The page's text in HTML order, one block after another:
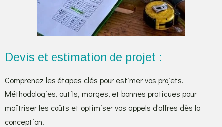
Devis et estimation de projet :
Comprenez les étapes clés pour estimer vos projets.
Méthodologies, outils, marges, et bonnes pratiques pour
maîtriser les coûts et optimiser vos appels d'offres dès la
conception.